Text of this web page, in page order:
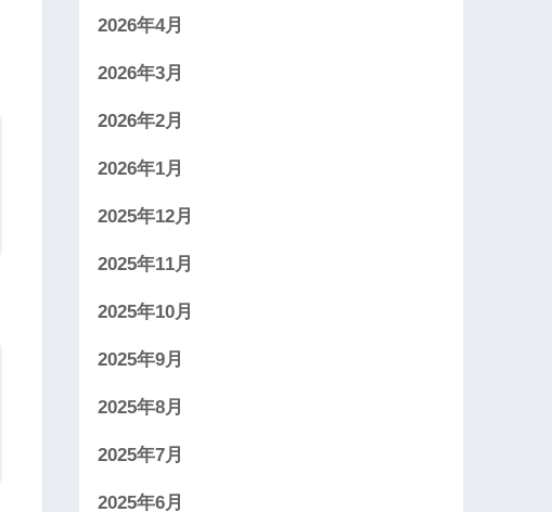
2026年4月
2026年3月
2026年2月
2026年1月
2025年12月
2025年11月
2025年10月
2025年9月
2025年8月
2025年7月
2025年6月